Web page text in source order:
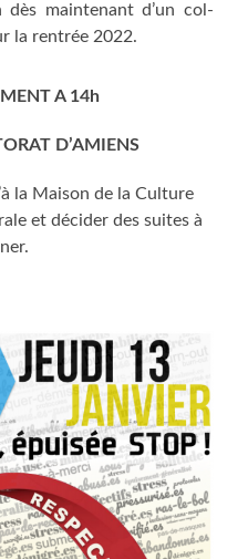
dès main­te­nant d’un col­
la ren­trée 2022.
A 14h
D’AMIENS
la Mai­son de la Culture
et déci­der des suites à